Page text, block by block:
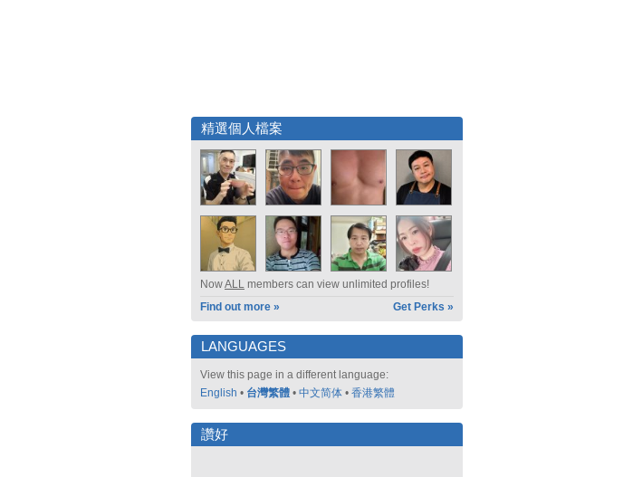
精選個人檔案
NowALL members can view unlimited profiles!
Find out more »
Get Perks »
LANGUAGES
View this page in a different language:
English • 台灣繁體 • 中文简体 • 香港繁體
讚好